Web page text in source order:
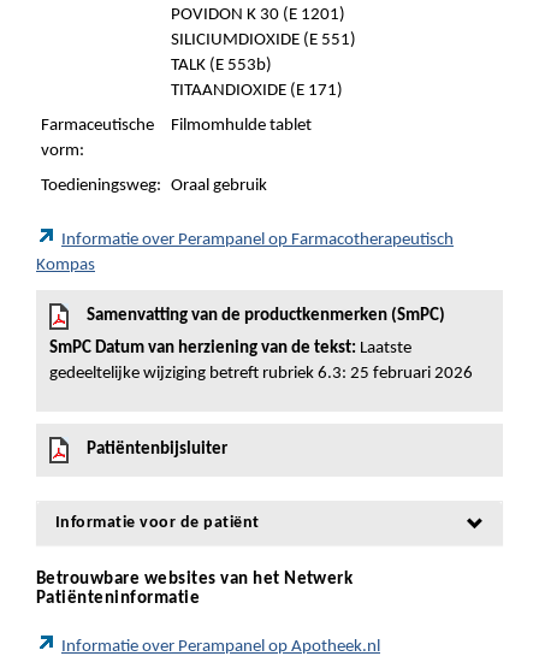
POVIDON K 30 (E 1201)
SILICIUMDIOXIDE (E 551)
TALK (E 553b)
TITAANDIOXIDE (E 171)
Farmaceutische
vorm:
Filmomhulde tablet
Toedieningsweg: Oraal gebruik
Informatie over Perampanel op Farmacotherapeutisch
Kompas
Samenvatting van de productkenmerken (SmPC)
SmPC Datum van herziening van de tekst: Laatste
gedeeltelijke wijziging betreft rubriek 6.3: 25 februari 2026
Patiëntenbijsluiter
Informatie voor de patiënt
Betrouwbare websites van het Netwerk
Patiënteninformatie
Informatie over Perampanel op Apotheek.nl